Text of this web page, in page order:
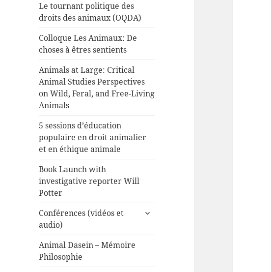
Le tournant politique des
droits des animaux (OQDA)
Colloque Les Animaux: De
choses à êtres sentients
Animals at Large: Critical
Animal Studies Perspectives
on Wild, Feral, and Free-Living
Animals
5 sessions d’éducation
populaire en droit animalier
et en éthique animale
Book Launch with
investigative reporter Will
Potter
Conférences (vidéos et
audio)
expand
Animal Dasein – Mémoire
Philosophie